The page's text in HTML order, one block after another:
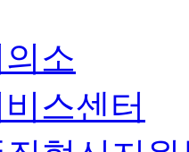
소
스센터